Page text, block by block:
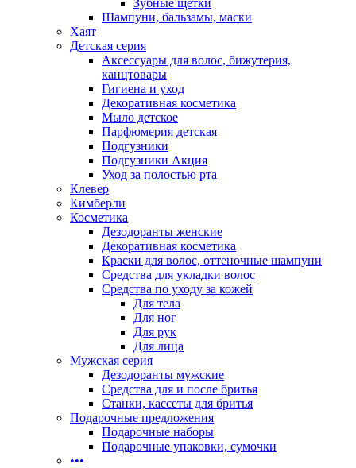
Зубные щетки
Шампуни, бальзамы, маски
Хаят
Детская серия
Аксессуары для волос, бижутерия,
канцтовары
Гигиена и уход
Декоративная косметика
Мыло детское
Парфюмерия детская
Подгузники
Подгузники Акция
Уход за полостью рта
Клевер
Кимберли
Косметика
Дезодоранты женские
Декоративная косметика
Краски для волос, оттеночные шампуни
Средства для укладки волос
Средства по уходу за кожей
Для тела
Для ног
Для рук
Для лица
Мужская серия
Дезодоранты мужские
Средства для и после бритья
Станки, кассеты для бритья
Подарочные предложения
Подарочные наборы
Подарочные упаковки, сумочки
•••